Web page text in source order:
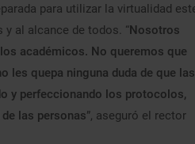
para utilizar la virtualidad
al alcance de todos. “Nosotros
académicos. No queremos que
les quepa ninguna duda de que las
y perfeccionando los protocolos,
las personas”, aseguró el rector